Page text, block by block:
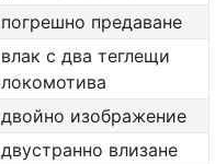
погрешно предаване
влак с два теглещи
локомотива
двойно изображение
двустранно влизане